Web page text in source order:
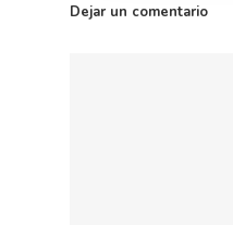
Dejar un comentario